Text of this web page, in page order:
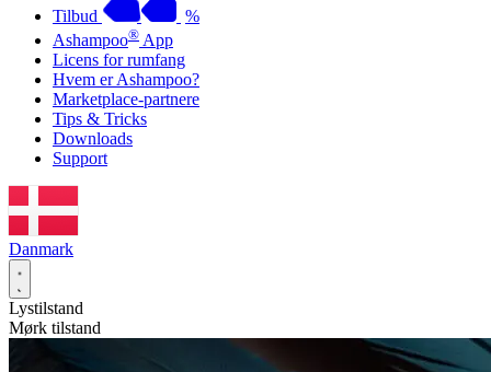
Tilbud
%
Ashampoo® App
Licens for rumfang
Hvem er Ashampoo?
Marketplace-partnere
Tips & Tricks
Downloads
Support
Danmark
Lystilstand
Mørk tilstand